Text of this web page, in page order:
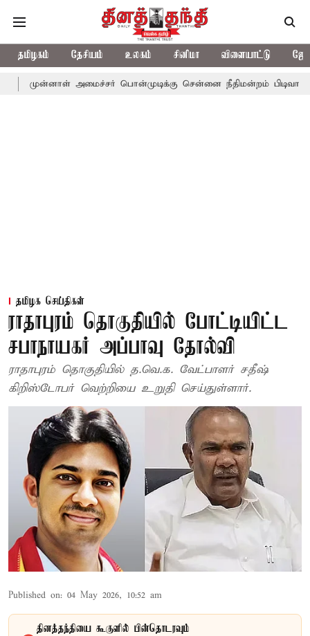
தமிழகம் தேசியம் உலகம் சினிமா விளையாட்டு
அமைச்சர் பொன்முடிக்கு சென்னை நீதிமன்றம் பிடிவாராண்ட்
தமிழக செய்திகள்
ராதாபுரம் தொகுதியில் போட்டியிட்ட
சபாநாயகர் அப்பாவு தோல்வி
ராதாபுரம் தொகுதியில் த.வெ.க. வேட்பாளர் சதீஷ்
கிறிஸ்டோபர் வெற்றியை உறுதி செய்துள்ளார்.
Published on: 04 May 2026, 10:52 am
தினத்தந்தியை கூகுளில் பின்தொடரவும்